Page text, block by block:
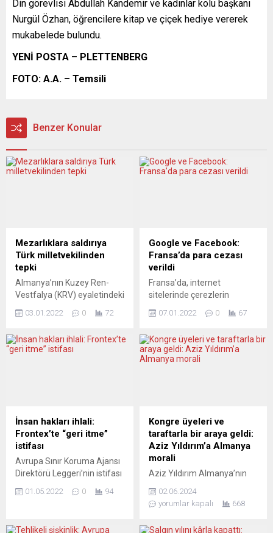
Din görevlisi Abdullah Kandemir ve kadınlar kolu başkanı
Nurgül Özhan, öğrencilere kitap ve çiçek hediye vererek
mukabelede bulundu.
YENİ POSTA – PLETTENBERG
FOTO: A.A. – Temsili
Benzer Konular
Mezarlıklara saldırıya
Türk milletvekilinden
tepki
Almanya’nın Kuzey Ren-
Vestfalya (KRV) eyaletindeki
edilen Müslüman
anma programına katılan
kınadı. Federal Almanya’nın
Kuzey Ren-Vestfalya (KRV)
eyaletindeki Iserlohn
Müslüman mezarlığında
düzenlenen anma
programına TBMM Yurtdışı...
03.01.2022 0 72
Google ve Facebook:
Fransa’da para cezası
verildi
Fransa’da, internet
sitelerinde çerezlerin
gerekçesiyle Google’a 150
milyon avro para cezası
verildi. Fransa Ulusal Bilişim
internet sitelerinde
çerezlerin kolaylıkla kabul
edildiği ancak reddetmenin
zor olduğunun tespit edildiği
çerezleri reddetmek için...
07.01.2022 0 67
İnsan hakları ihlali:
Frontex’te “geri itme”
istifası
Avrupa Sınır Koruma Ajansı
Direktörü Leggeri’nin istifası
Yunanistan’ın Ege
01.05.2022 0 94
Kongre üyeleri ve
taraftarla bir araya geldi:
Aziz Yıldırım’a Almanya
morali
Aziz Yıldırım Almanya’nın
üyeleri ve taraftarlarla
bululuştu. Fenerbahçe’nin
02.06.2024
yorumlar kapalı
668